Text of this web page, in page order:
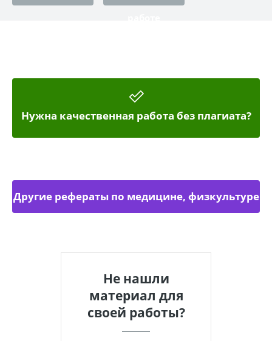
Нужна качественная работа без плагиата?
Другие рефераты по медицине, физкультуре
Не нашли
материал для
своей работы?